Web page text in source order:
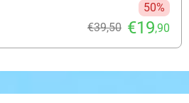
50%
€39,50 €19,90